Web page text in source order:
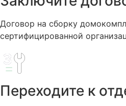
Договор на сборку
сертифицированной
Переходите к